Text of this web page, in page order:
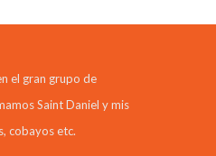
el gran grupo de
Saint Daniel y mis
cobayos etc.